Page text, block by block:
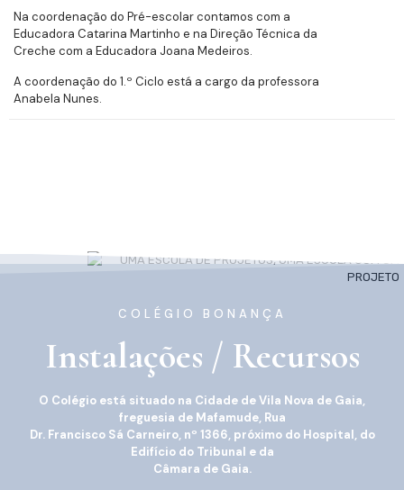
Na coordenação do Pré-escolar contamos com a
Educadora Catarina Martinho e na Direção Técnica da
Creche com a Educadora Joana Medeiros.
A coordenação do 1.º Ciclo está a cargo da professora
Anabela Nunes.
COLÉGIO BONANÇA
Instalações / Recursos
O Colégio está situado na Cidade de Vila Nova de Gaia,
freguesia de Mafamude, Rua
Dr. Francisco Sá Carneiro, nº 1366, próximo do Hospital, do
Edifício do Tribunal e da
Câmara de Gaia.